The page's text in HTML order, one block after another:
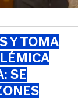
Y TOMA
SE